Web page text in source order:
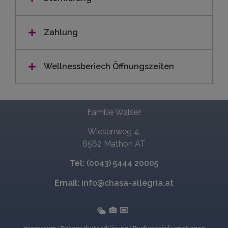
Zahlung
Wellnessberiech Öffnungszeiten
Familie Walser
Wiesenweg 4,
6562 Mathon AT
Tel: (0043) 5444 20005
Email: info@chasa-allegria.at